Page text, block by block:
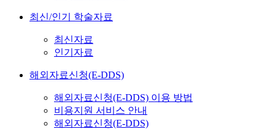
최신/인기 학술자료
최신자료
인기자료
해외자료신청(E-DDS)
해외자료신청(E-DDS) 이용 방법
비용지원 서비스 안내
해외자료신청(E-DDS)